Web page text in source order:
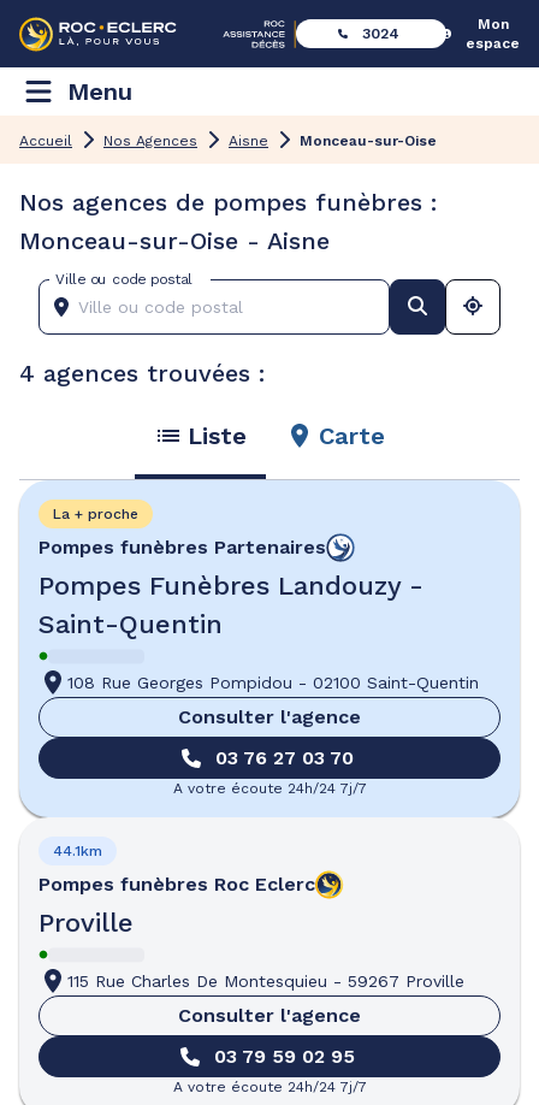
3024
Mon
espace
Menu
Accueil Nos Agences Aisne Monceau-sur-Oise
Nos agences de pompes funèbres :
Monceau-sur-Oise - Aisne
Ville ou code postal
4 agences trouvées :
Liste Carte
Pompes funèbres Partenaires
Pompes Funèbres Landouzy -
Saint-Quentin
La + proche
108 Rue Georges Pompidou - 02100 Saint-Quentin
Consulter l'agence
03 76 27 03 70
A votre écoute 24h/24 7j/7
Pompes funèbres Roc Eclerc
Proville
44.1km
115 Rue Charles De Montesquieu - 59267 Proville
Consulter l'agence
03 79 59 02 95
A votre écoute 24h/24 7j/7